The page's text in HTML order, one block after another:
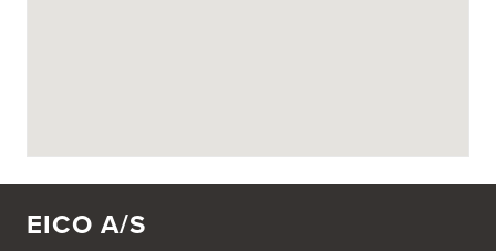
Aurland Elektriske AS
Odden 10 A
Tel.:57-633463
EICO A/S